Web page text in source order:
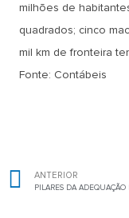
milhões de
quadrados; cinco
mil km de fronteira
Fonte: Contábeis
ANTERIOR